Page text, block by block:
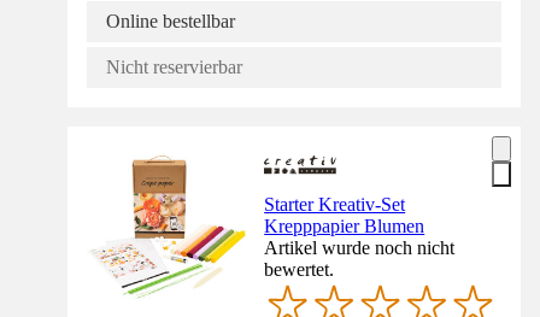
Online bestellbar
Nicht reservierbar
Starter Kreativ-Set
Krepppapier Blumen
Artikel wurde noch nicht
bewertet.